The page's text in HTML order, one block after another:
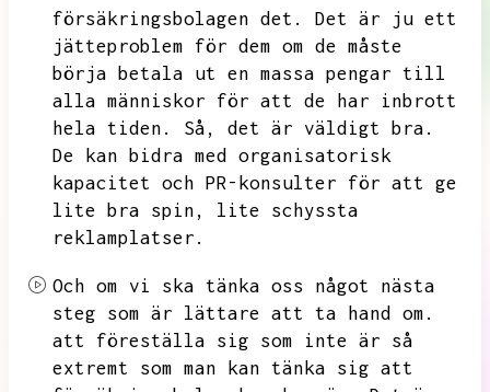
försäkringsbolagen det.
Det är ju ett
jätteproblem för dem om de måste
börja betala ut en massa pengar till
alla människor för att de har inbrott
hela tiden.
Så,
det är väldigt bra.
De kan bidra med organisatorisk
kapacitet och PR-konsulter för att ge
lite bra spin,
lite schyssta
reklamplatser.
Och om vi ska tänka oss något nästa
steg som är lättare att ta hand om.
att föreställa sig som inte är så
extremt som man kan tänka sig att